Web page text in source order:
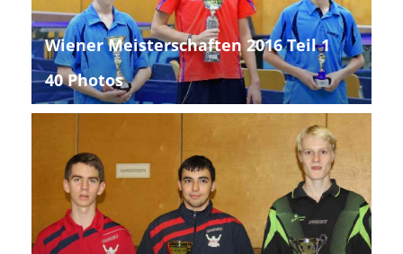
Wiener Meisterschaften 2016 Teil 1
40 Photos